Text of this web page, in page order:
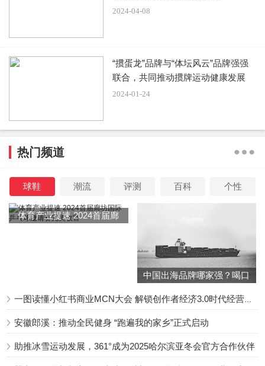
就连合作的演员都是老搭档，无论哪里都充满着《爱情公
王传君尝试过主动出击争取资源，结果还是被同一原因拒
下定决心转型的王传君，不得不认清除了喜剧外无戏可演的
现实。
想改变也不是不可能，所以王传君咬牙放弃拍喜剧，试图通
过时间来解决这一苦恼。
结果效果没看出来，反倒是让他得不偿失。
那时候，整整11个月时间里，王传君一部戏都没拍，收入彻
最穷的时候，他查了自己银行卡，只剩下100万，还觉得很
2024-04-08
“掼蛋龙”品牌与“体坛风云”品牌强强
联合，共同推动掼牌运动健康发展
2024-01-24
热门频道
球鞋 潮流 评测 百科 个性
体育产业提速 2024首届廊
中国出海品牌哪家强？喝口
安徽郎溪：推动全民健身 “跑遍我的家乡”正式启动
助推冰雪运动发展，361°成为2025哈尔滨亚冬会官方合作伙伴